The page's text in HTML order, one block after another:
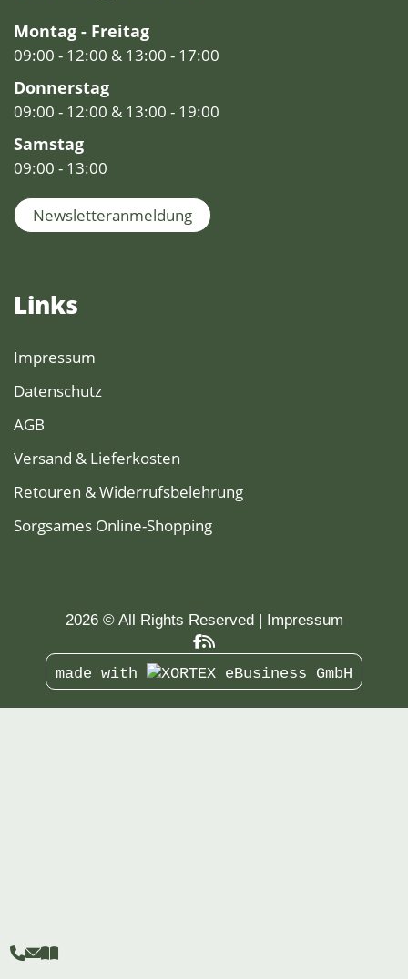

Montag - Freitag
09:00 - 12:00 & 13:00 - 17:00
Donnerstag
09:00 - 12:00 & 13:00 - 19:00
Samstag
09:00 - 13:00
Newsletteranmeldung
Links
Impressum
Datenschutz
AGB
Versand & Lieferkosten
Retouren & Widerrufsbelehrung
Sorgsames Online-Shopping
2026 © All Rights Reserved Impressum
made with